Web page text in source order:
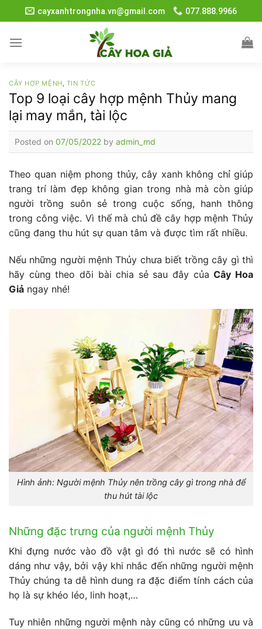
to
content
cayxanhtrongnha.vn@gmail.com 077.888.9966
CÂY HỢP MỆNH, TIN TỨC
Top 9 loại cây hợp mệnh Thủy mang
lại may mắn, tài lộc
Posted on 07/05/2022 by admin_md
Theo quan niệm phong thủy, cây xanh không chỉ giúp
trang trí làm đẹp không gian trong nhà mà còn giúp
người trồng suôn sẻ trong cuộc sống, hanh thông
trong công việc. Vì thế mà chủ đề cây hợp mệnh Thủy
cũng đang thu hút sự quan tâm và được tìm rất nhiều.
Nếu những người mệnh Thủy chưa biết trồng cây gì thì
hãy cùng theo dõi bài chia sẻ sau đây củaCây Hoa
Giả ngay nhé!
Hình ảnh: Người mệnh Thủy nên trồng cây gì trong nhà để
thu hút tài lộc
Những đặc trưng của người mệnh Thủy
Khi đựng nước vào đồ vật gì đó thì nước sẽ có hình
dáng như vậy, bởi vậy khi nhắc đến những người mệnh
Thủy chúng ta dễ hình dung ra đặc điểm tính cách của
họ là sự khéo léo, linh hoạt,…
Tuy nhiên những người mệnh này cũng có những ưu và